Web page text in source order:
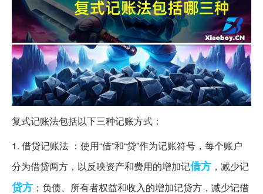
复式记账法包括以下三种记账方式：
1. 借贷记账法 ：使用“借”和“贷”作为记账符号，每个账户
分为借贷两方，以反映资产和费用的增加记借方 ，减少记
贷方 ；负债、所有者权益和收入的增加记贷方，减少记借